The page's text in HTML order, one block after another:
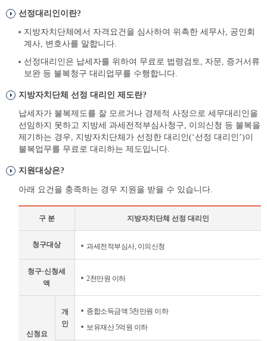
선정대리인이란?
지방자치단체에서 자격요건을 심사하여 위촉한 세무사, 공인회
계사, 변호사를 말합니다.
선정대리인은 납세자를 위하여 무료로 법령검토, 자문, 증거서류
보완 등 불복청구 대리업무를 수행합니다.
지방자치단체 선정 대리인 제도란?
납세자가 불복제도를 잘 모르거나 경제적 사정으로 세무대리인을
선임하지 못하고 지방세 과세전적부심사청구, 이의신청 등 불복을
제기하는 경우, 지방자치단체가 선정한 대리인(‘선정 대리인’)이
불복업무를 무료로 대리하는 제도입니다.
지원대상은?
아래 요건을 충족하는 경우 지원을 받을 수 있습니다.
구 분 지방자치단체 선정 대리인
청구대상 과세전적부심사, 이의신청
청구·신청세
액
2천만원 이하
신청요
개
인
종합소득금액 5천만원 이하
보유재산 5억원 이하